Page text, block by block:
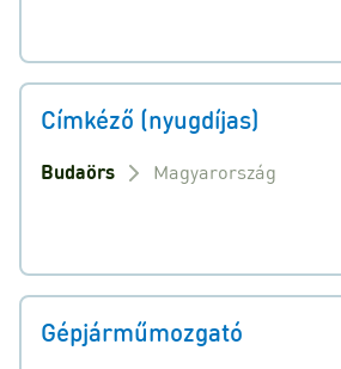
Címkéző (nyugdíjas)
Budaörs Magyarország
Gépjárműmozgató